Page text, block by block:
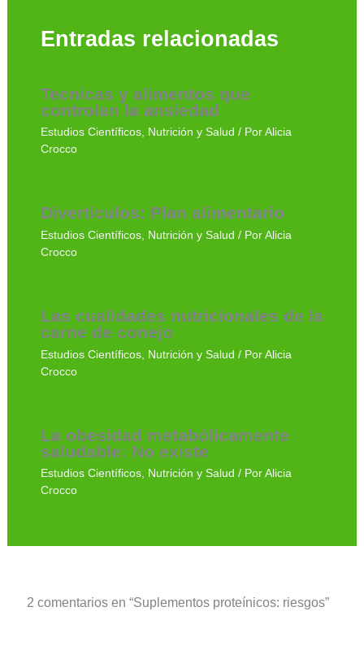
Entradas relacionadas
Tecnicas y alimentos que
controlan la ansiedad
Estudios Científicos, Nutrición y Salud / Por Alicia
Crocco
Divertículos: Plan alimentario
Estudios Científicos, Nutrición y Salud / Por Alicia
Crocco
Las cualidades nutricionales de la
carne de conejo
Estudios Científicos, Nutrición y Salud / Por Alicia
Crocco
La obesidad metabólicamente
saludable: No existe
Estudios Científicos, Nutrición y Salud / Por Alicia
Crocco
2 comentarios en “Suplementos proteínicos: riesgos”